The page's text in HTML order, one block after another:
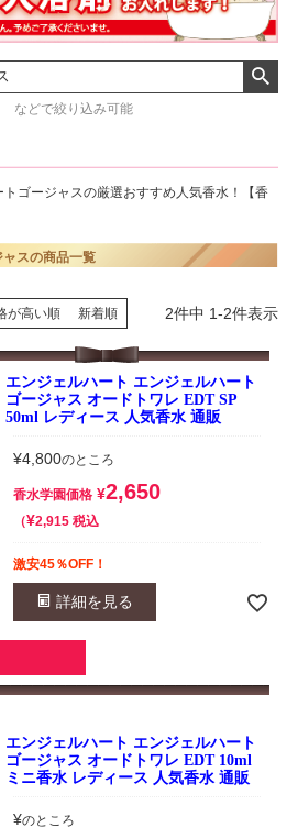
などで絞り込み可能
ゴージャスの厳選おすすめ人気香水！【香
スの商品一覧
が高い順 新着順 2件中 1-2件表示
エンジェルハート エンジェルハート
ゴージャス オードトワレ EDT SP
50ml レディース 人気香水 通販
¥4,800のところ
香水学園価格 ¥2,650
¥2,915 税込
激安45％OFF！
詳細を見る
エンジェルハート エンジェルハート
ゴージャス オードトワレ EDT 10ml
ミニ香水 レディース 人気香水 通販
¥のところ